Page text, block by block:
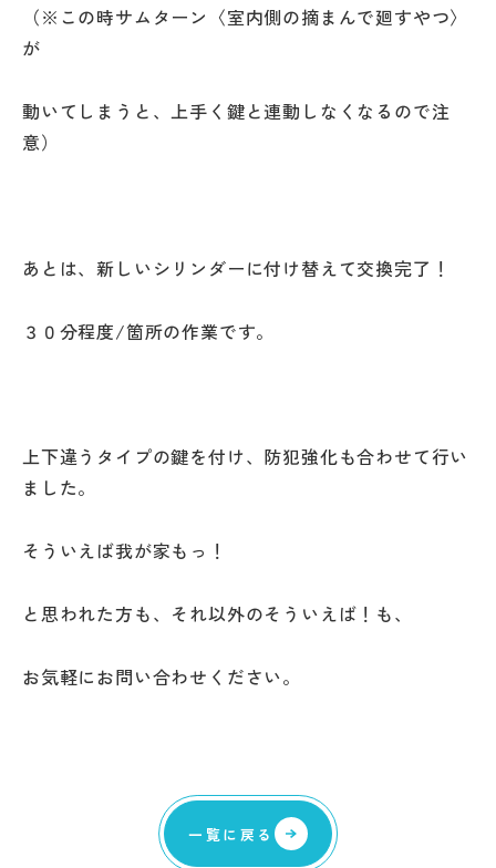
（※この時サムターン〈室内側の摘まんで廻すやつ〉
が
動いてしまうと、上手く鍵と連動しなくなるので注
意）
あとは、新しいシリンダーに付け替えて交換完了！
３０分程度/箇所の作業です。
上下違うタイプの鍵を付け、防犯強化も合わせて行い
ました。
そういえば我が家もっ！
と思われた方も、それ以外のそういえば！も、
お気軽にお問い合わせください。
一覧に戻る